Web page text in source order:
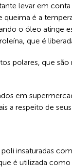
levar em
é a
o óleo atinge
que é
polares, que são
em
a respeito de
insaturadas
é utilizada